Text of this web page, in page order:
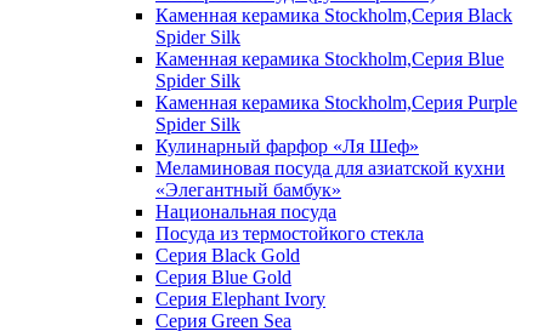
Каменная керамика Stockholm,Серия Black
Spider Silk
Каменная керамика Stockholm,Серия Blue
Spider Silk
Каменная керамика Stockholm,Серия Purple
Spider Silk
Кулинарный фарфор «Ля Шеф»
Меламиновая посуда для азиатской кухни
«Элегантный бамбук»
Национальная посуда
Посуда из термостойкого стекла
Серия Black Gold
Серия Blue Gold
Серия Elephant Ivory
Серия Green Sea